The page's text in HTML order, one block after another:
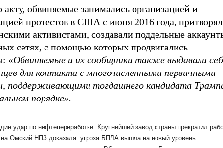
акту, обвиняемые занимались организацией и
протестов в США с июня 2016 года,
активистами, создавали поддельные
сетях, с помощью которых продвигались
«Обвиняемые и их сообщники также выдавали
для контакта с многочисленными первичными
поддерживающими тогдашнего кандидата
порядке».